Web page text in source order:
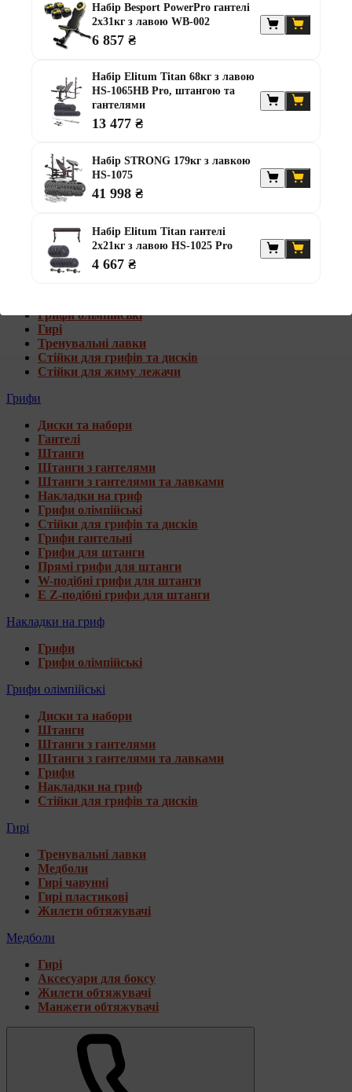
Штанги з w-подібним грифом
Жилети обтяжувачі
Штанги з гантелями
Диски та набори
Гантелі
Штанги
Штанги з гантелями та лавками
Тренувальні лавки
Стійки для грифів та дисків
Стійки для жиму лежачи
Диски та набори
Гантелі
Штанги
Грифи олімпійські
Гирі
Тренувальні лавки
Стійки для грифів та дисків
Стійки для жиму лежачи
Грифи
Диски та набори
Гантелі
Штанги
Штанги з гантелями
Штанги з гантелями та лавками
Накладки на гриф
Грифи олімпійські
Стійки для грифів та дисків
Грифи гантельні
Грифи для штанги
Прямі грифи для штанги
W-подібні грифи для штанги
E Z-подібні грифи для штанги
Накладки на гриф
Грифи
Грифи олімпійські
Грифи олімпійські
Диски та набори
Штанги
Штанги з гантелями
Штанги з гантелями та лавками
Грифи
Накладки на гриф
Стійки для грифів та дисків
Гирі
Тренувальні лавки
Медболи
Гирі чавунні
Гирі пластикові
Жилети обтяжувачі
Медболи
Гирі
Аксесуари для боксу
Жилети обтяжувачі
Манжети обтяжувачі
Набір Besport PowerPro гантелі
2х31кг з лавою WB-002
6 857 ₴
Набір Elitum Titan 68кг з лавою
HS-1065HB Pro, штангою та
гантелями
13 477 ₴
Набір STRONG 179кг з лавкою
HS-1075
41 998 ₴
Набір Elitum Titan гантелі
2х21кг з лавою HS-1025 Pro
4 667 ₴